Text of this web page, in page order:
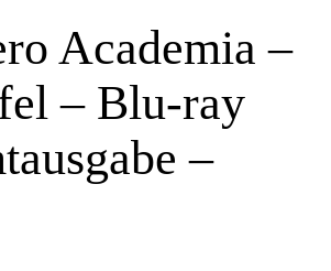
Academia –
– Blu-ray
–